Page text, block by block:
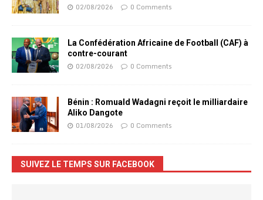
02/08/2026 0 Comments
La Confédération Africaine de Football (CAF) à
contre-courant
02/08/2026 0 Comments
Bénin : Romuald Wadagni reçoit le milliardaire
Aliko Dangote
01/08/2026 0 Comments
SUIVEZ LE TEMPS SUR FACEBOOK